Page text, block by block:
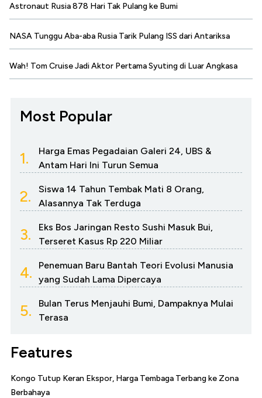
Astronaut Rusia 878 Hari Tak Pulang ke Bumi
NASA Tunggu Aba-aba Rusia Tarik Pulang ISS dari Antariksa
Wah! Tom Cruise Jadi Aktor Pertama Syuting di Luar Angkasa
Most Popular
1.
Harga Emas Pegadaian Galeri 24, UBS &
Antam Hari Ini Turun Semua
2.
Siswa 14 Tahun Tembak Mati 8 Orang,
Alasannya Tak Terduga
3.
Eks Bos Jaringan Resto Sushi Masuk Bui,
Terseret Kasus Rp 220 Miliar
4.
Penemuan Baru Bantah Teori Evolusi Manusia
yang Sudah Lama Dipercaya
5.
Bulan Terus Menjauhi Bumi, Dampaknya Mulai
Terasa
Features
Kongo Tutup Keran Ekspor, Harga Tembaga Terbang ke Zona
Berbahaya